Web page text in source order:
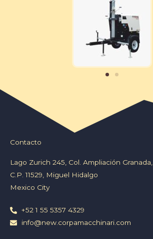
Contacto
Lago Zurich 245, Col. Ampliación Granada,
C.P. 11529, Miguel Hidalgo
Mexico City
+52 1 55 5357 4329
info@new.corpamacchinari.com